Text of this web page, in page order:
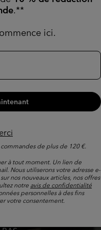
.**
ici.
de plus de 120 €.
à tout moment. Un lien de
Nous utiliserons votre adresse e-
nos nouveaux articles, nos offres
notre avis de confidentialité
personnelles à des fins
votre consentement.
Top Picks 1